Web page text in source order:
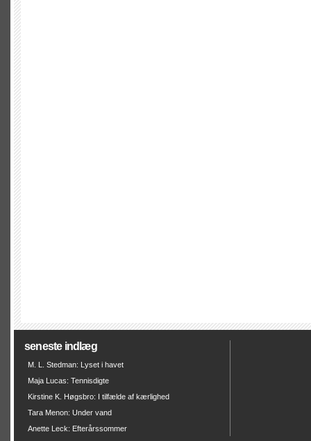
seneste indlæg
M. L. Stedman: Lyset i havet
Maja Lucas: Tennisdigte
Kirstine K. Høgsbro: I tilfælde af kærlighed
Tara Menon: Under vand
Anette Leck: Efterårssommer